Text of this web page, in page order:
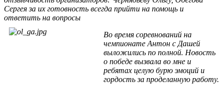
Сергея за их готовность всегда прийти на помощь и
ответить на вопросы
Во время соревнований на
чемпионате Антон с Дашей
выложились по полной. Новость
о победе вызвала во мне и
ребятах целую бурю эмоций и
гордость за проделанную работу.